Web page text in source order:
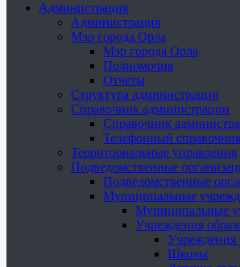
Администрация
Администрация
Мэр города Орла
Мэр города Орла
Полномочия
Отчеты
Структура администрации
Справочник администрации
Справочник
Телефонный
Территориальные управления
Подведомственные
Подведомственные
Муниципальные
Муниципальные
Учреждения
Учреждения
Школы